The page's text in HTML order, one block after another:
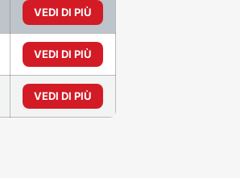
VEDI DI PIÙ
VEDI DI PIÙ
VEDI DI PIÙ